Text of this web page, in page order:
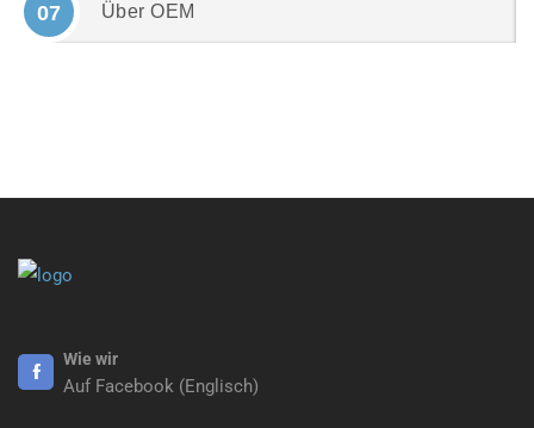
07 Über OEM
Wie wir
Auf Facebook (Englisch)